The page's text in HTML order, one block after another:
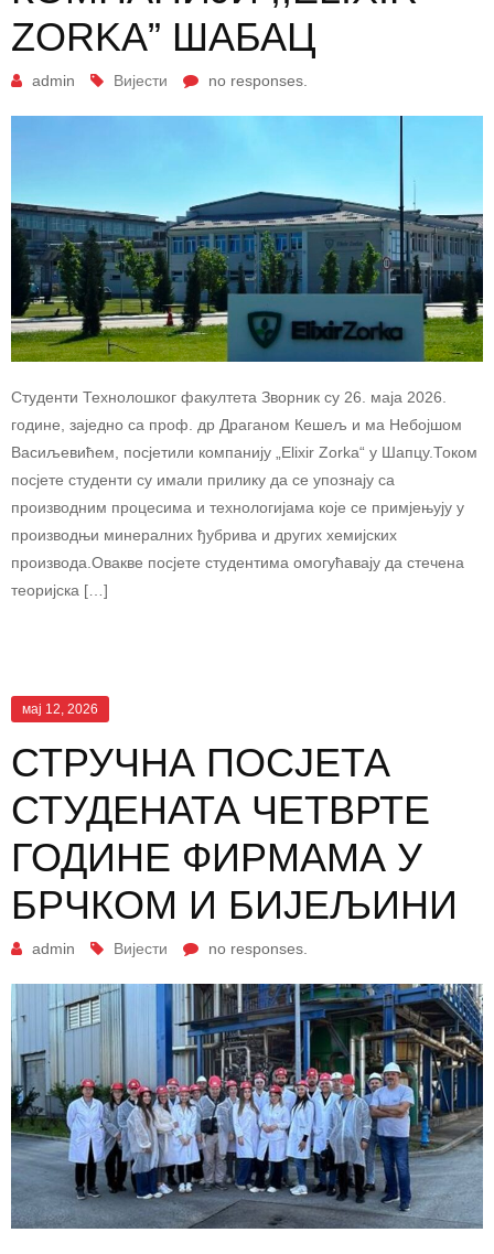
ZORKA” ШАБАЦ
admin Вијести no responses.
Студенти Технолошког факултета Зворник су 26. маја 2026.
године, заједно са проф. др Драганом Кешељ и ма Небојшом
Васиљевићем, посјетили компанију „Elixir Zorka“ у Шапцу.Током
посјете студенти су имали прилику да се упознају са
производним процесима и технологијама које се примјењују у
производњи минералних ђубрива и других хемијских
производа.Овакве посјете студентима омогућавају да стечена
теоријска […]
мај 12, 2026
СТРУЧНА ПОСЈЕТА
СТУДЕНАТА ЧЕТВРТЕ
ГОДИНЕ ФИРМАМА У
БРЧКОМ И БИЈЕЉИНИ
admin Вијести no responses.